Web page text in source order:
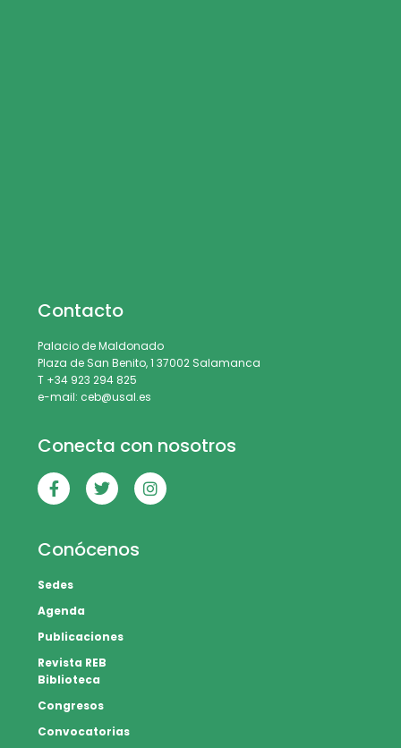
Contacto
Palacio de Maldonado
Plaza de San Benito, 1 37002 Salamanca
T +34 923 294 825
e-mail: ceb@usal.es
Conecta con nosotros
Conócenos
Sedes
Agenda
Publicaciones
Revista REB
Biblioteca
Congresos
Convocatorias